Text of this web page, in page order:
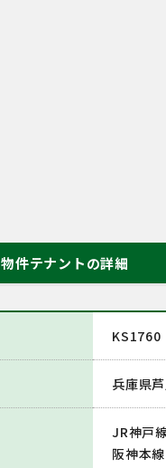
物件テナントの詳細
KS1760
兵庫県
JR神戸
阪神本